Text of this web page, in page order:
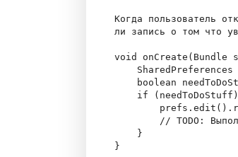
Когда пользователь
ли запись о том что
void onCreate(Bundle
SharedPreferences
boolean
if
// TODO:
    }
}